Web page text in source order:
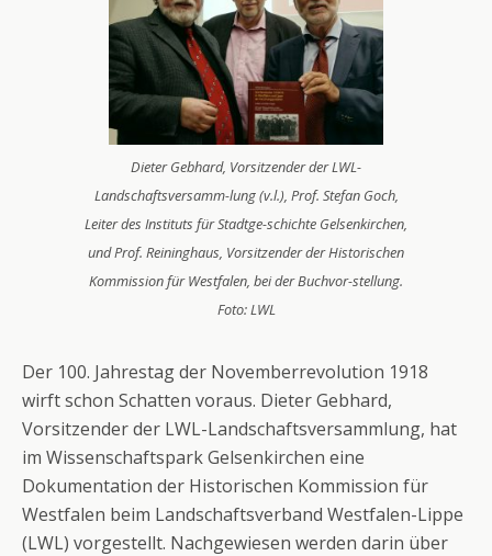
Dieter Gebhard, Vorsitzender der LWL-
Landschaftsversamm-lung (v.l.), Prof. Stefan Goch,
Leiter des Instituts für Stadtge-schichte Gelsenkirchen,
und Prof. Reininghaus, Vorsitzender der Historischen
Kommission für Westfalen, bei der Buchvor-stellung.
Foto: LWL
Der 100. Jahrestag der Novemberrevolution 1918
wirft schon Schatten voraus. Dieter Gebhard,
Vorsitzender der LWL-Landschaftsversammlung, hat
im Wissenschaftspark Gelsenkirchen eine
Dokumentation der Historischen Kommission für
Westfalen beim Landschaftsverband Westfalen-Lippe
(LWL) vorgestellt. Nachgewiesen werden darin über